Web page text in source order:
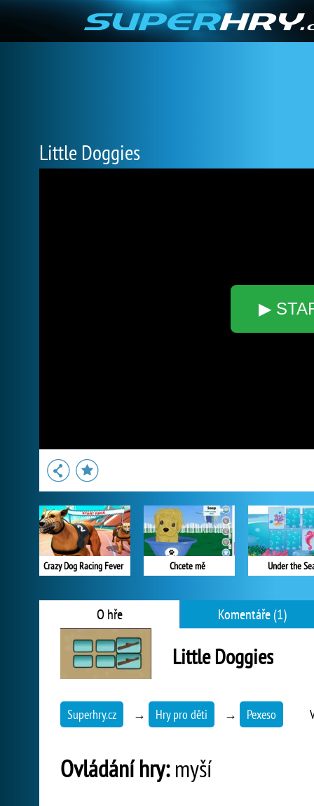
Little Doggies
▶
Crazy Dog Racing Fever Chcete mě Under the
O hře Komentáře (1)
Little Doggies
Superhry.cz → Hry pro děti → Pexeso
Ovládání hry:myší